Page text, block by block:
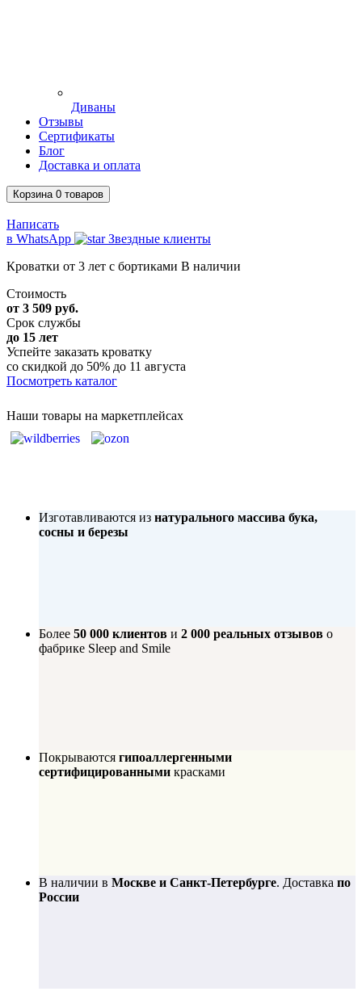
Диваны
Отзывы
Сертификаты
Блог
Доставка и оплата
Корзина 0 товаров
Написать
в WhatsApp
Звездные клиенты
Кроватки от 3 лет с бортиками В наличии
Стоимость
от 3 509 руб.
Срок службы
до 15 лет
Успейте заказать кроватку
со скидкой до 50% до 11 августа
Посмотреть каталог
Наши товары на маркетплейсах
Изготавливаются из натурального массива бука,
сосны и березы
Более 50 000 клиентов и 2 000 реальных отзывов о
фабрике Sleep and Smile
Покрываются гипоаллергенными
сертифицированными красками
В наличии в Москве и Санкт-Петербурге. Доставка по
России